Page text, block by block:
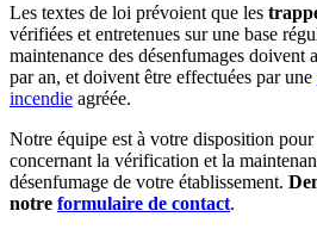
Les textes de loi prévoient que les
vérifiées et entretenues sur une base
maintenance des désenfumages
par an, et doivent être effectuées par une
incendie agréée.
Notre équipe est à votre disposition
concernant la vérification et la
désenfumage de votre établissement.
notre formulaire de contact.